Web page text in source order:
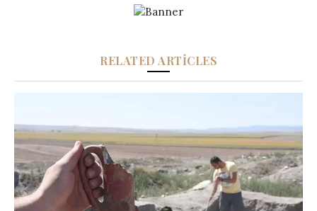
RELATED ARTICLES